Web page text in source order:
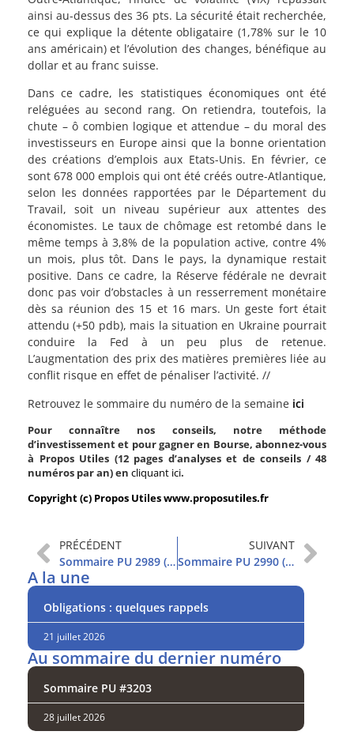
ainsi au-dessus des 36 pts. La sécurité était recherchée,
ce qui explique la détente obligataire (1,78% sur le 10
ans américain) et l’évolution des changes, bénéfique au
dollar et au franc suisse.
Dans ce cadre, les statistiques économiques ont été
reléguées au second rang. On retiendra, toutefois, la
chute – ô combien logique et attendue – du moral des
investisseurs en Europeainsi que la bonne orientation
des créations d’emplois aux Etats-Unis. En février, ce
sont 678 000 emplois qui ont été créés outre-Atlantique,
selon les données rapportées par le Département du
Travail, soit un niveau supérieur aux attentes des
économistes. Le taux de chômage est retombé dans le
même temps à 3,8% de la population active, contre 4%
un mois, plus tôt. Dans le pays, la dynamique restait
positive. Dans ce cadre, la Réserve fédérale ne devrait
donc pas voir d’obstacles à un resserrement monétaire
dès sa réunion des 15 et 16 mars. Un geste fort était
attendu (+50 pdb), mais la situation en Ukraine pourrait
conduire la Fed à un peu plus de retenue.
L’augmentation des prix des matières premières liée au
conflit risque en effet de pénaliser l’activité. //
Retrouvez le sommaire du numéro de la semaine ici
Pour connaître nos conseils, notre méthode
d’investissement et pour gagner en Bourse, abonnez-vous
à Propos Utiles (12 pages d’analyses et de conseils / 48
numéros par an) en cliquant ici.
Copyright (c) Propos Utiles www.proposutiles.fr
PRÉCÉDENT
Sommaire PU 2989 (1/3/2022)
SUIVANT
Sommaire PU 2990 (8/3/2022)
A la une
Obligations : quelques rappels
21 juillet 2026
Au sommaire du dernier numéro
Sommaire PU #3203
28 juillet 2026